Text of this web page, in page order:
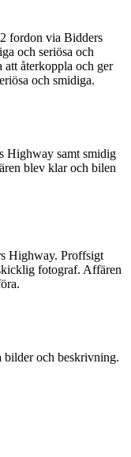
fordon via Bidders
och seriösa och
att återkoppla och ger
och smidiga.
Highway samt smidig
blev klar och bilen
Highway. Proffsigt
fotograf. Affären
bilder och beskrivning.